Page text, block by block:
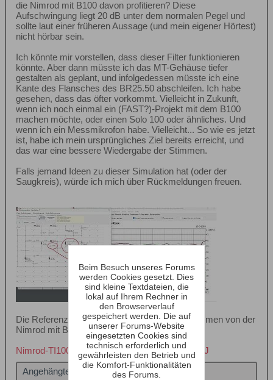
die Nimrod mit B100 davon profitieren? Diese
Aufschwingung liegt 20 dB unter dem normalen Pegel und
sollte laut einer früheren Aussage (und mein eigener Hörtest)
nicht hörbar sein.
Ich könnte mir vorstellen, dass dieser Filter funktionieren
könnte. Aber dann müsste ich das MT-Gehäuse tiefer
gestalten als geplant, und infolgedessen müsste ich eine
Kante des Flansches des BR25.50 abschleifen. Ich habe
gesehen, dass das öfter vorkommt. Vielleicht in Zukunft,
wenn ich noch einmal ein (FAST?)-Projekt mit dem B100
machen möchte, oder einen Solo 100 oder ähnliches. Und
wenn ich ein Messmikrofon habe. Vielleicht... So wie es jetzt
ist, habe ich mein ursprüngliches Ziel bereits erreicht, und
das war eine bessere Wiedergabe der Stimmen.
Falls jemand Ideen zu dieser Simulation hat (oder der
Saugkreis), würde ich mich über Rückmeldungen freuen.
Die Referenzdaten im Frequenzdiagramm stammen von der
Nimrod mit B100.
Nimrod-TI100_MT-filter-Classic200-inspired.BPJ
Angehängte Dateien
Beim Besuch unseres Forums
werden Cookies gesetzt. Dies
sind kleine Textdateien, die
lokal auf Ihrem Rechner in
den Browserverlauf
gespeichert werden. Die auf
unserer Forums-Website
eingesetzten Cookies sind
technisch erforderlich und
gewährleisten den Betrieb und
die Komfort-Funktionalitäten
des Forums.